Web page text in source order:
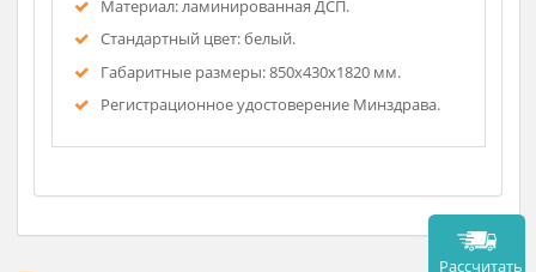
Описание
Стандартный цвет: белый.
Регистрационное удостоверение Минздрава.